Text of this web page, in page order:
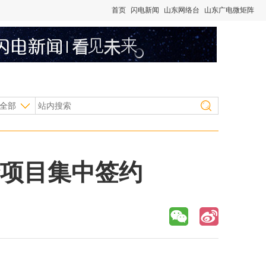
首页 闪电新闻 山东网络台 山东广电微矩阵
部
目集中签约